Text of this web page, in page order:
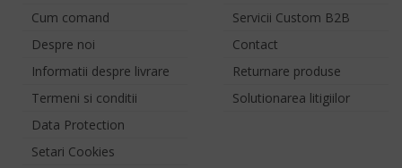
Cum comand
Despre noi
Informatii despre livrare
Termeni si conditii
Data Protection
Setari Cookies
Servicii Custom B2B
Contact
Returnare produse
Solutionarea litigiilor